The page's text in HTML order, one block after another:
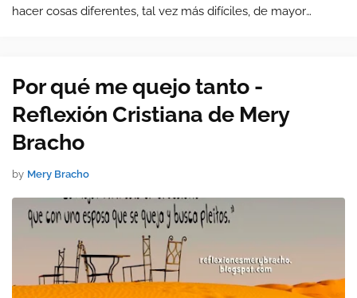
hacer cosas diferentes, tal vez más difíciles, de mayor
Por qué me quejo tanto -
Reflexión Cristiana de Mery
Bracho
by Mery Bracho